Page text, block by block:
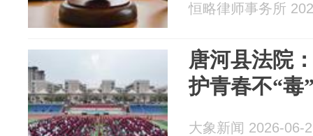
恒略律师事务所
唐河县法院
护青春不“毒
大象新闻 2026-06-